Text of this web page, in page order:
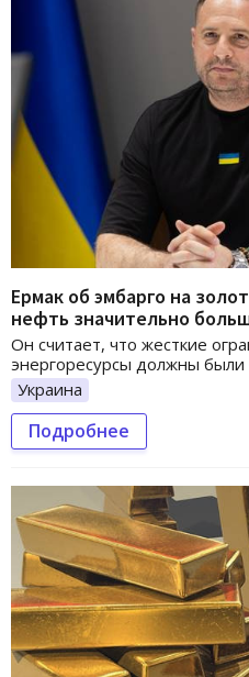
Ермак об эмбарго на
нефть значительно
Он считает, что жесткие
энергоресурсы должны
Украина
Подробнее